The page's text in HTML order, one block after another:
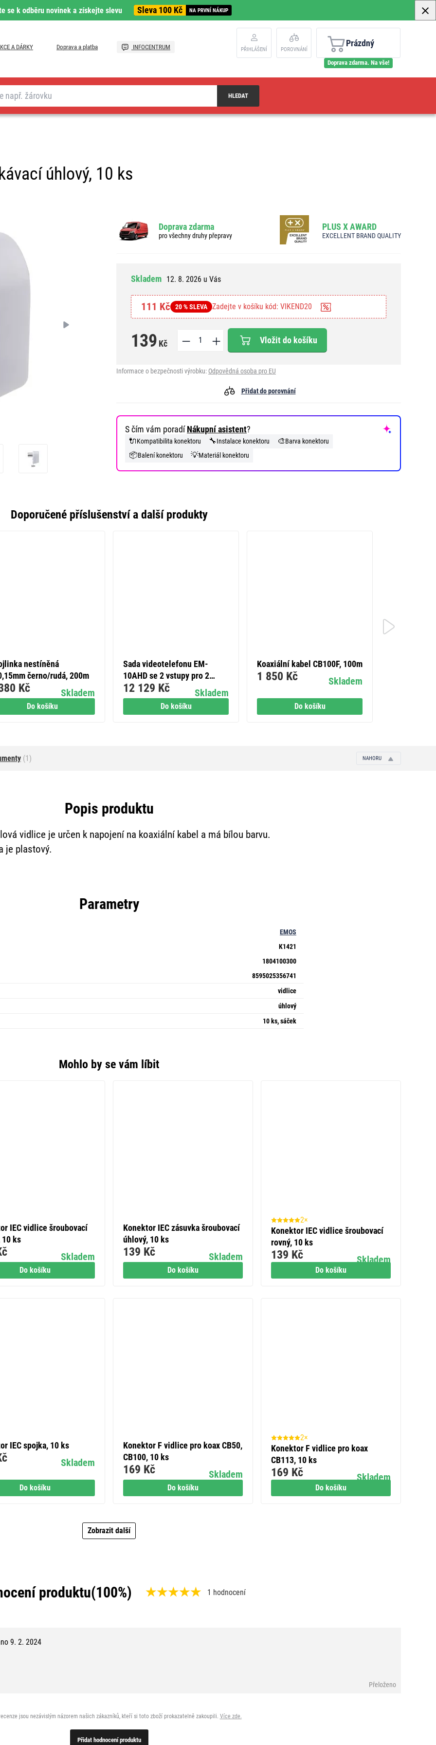
se k odběru novinek a získejte slevu Sleva 100 Kč NA PRVNÍ NÁKUP
A DÁRKY Doprava a platba INFOCENTRUM PŘIHLÁŠENÍ POROVNÁNÍ
Prázdný
Doprava zdarma. Na vše!
HLEDAT
úhlový, 10 ks
Doprava zdarma
pro všechny druhy přepravy
PLUS X AWARD
EXCELLENT BRAND QUALITY
Skladem 12. 8. 2026 u Vás
111 Kč 20 % SLEVA Zadejte v košíku kód: VIKEND20
139 Kč Vložit do košíku
Informace o bezpečnosti výrobku: Odpovědná osoba pro EU
Přidat do porovnání
S čím vám poradíNákupní asistent?
🔌Kompatibilita konektoru 🔧Instalace konektoru 🎨Barva konektoru
📦Balení konektoru 💡Materiál konektoru
Doporučené příslušenství a další produkty
Do košíku
nestíněná
černo/rudá, 200m
Skladem
Kč
Do košíku
Sada videotelefonu EM-
10AHD se 2 vstupy pro 2
účastníky
Skladem
12 129 Kč
Do košíku
Koaxiální kabel CB100F, 100m
Skladem
1 850 Kč
(1) NAHORU
Popis produktu
vidlice je určen k napojení na koaxiální kabel a má bílou barvu.
je plastový.
Parametry
EMOS
K1421
1804100300
8595025356741
vidlice
úhlový
10 ks, sáček
Mohlo by se vám líbit
Do košíku
IEC vidlice šroubovací
10 ks
Skladem
Do košíku
Konektor IEC zásuvka šroubovací
úhlový, 10 ks
Skladem
139 Kč
Do košíku
2×
Konektor IEC vidlice šroubovací
rovný, 10 ks
Skladem
139 Kč
Do košíku
IEC spojka, 10 ks
Skladem
Do košíku
Konektor F vidlice pro koax CB50,
CB100, 10 ks
Skladem
169 Kč
Do košíku
2×
Konektor F vidlice pro koax
CB113, 10 ks
Skladem
169 Kč
Zobrazit další
produktu
,
0
0
(100%) 1 hodnocení
Přeloženo
9. 2. 2024
jsou nezávislým názorem našich zákazníků, kteří si toto zboží prokazatelně zakoupili. Více zde.
Přidat hodnocení produktu